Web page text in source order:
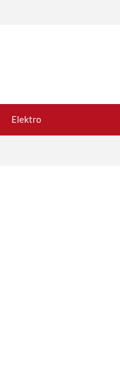
Elektro